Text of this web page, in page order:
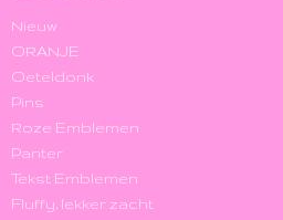
Nieuw
ORANJE
Oeteldonk
Pins
Roze Emblemen
Panter
Tekst Emblemen
Fluffy, lekker zacht